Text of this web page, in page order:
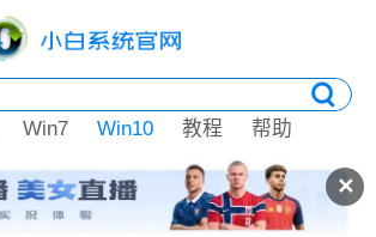
✕
Win7 Win10 教程 帮助